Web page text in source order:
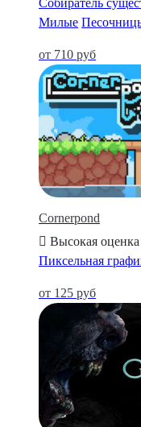
Собиратель
Милые
от 710 руб
Cornerpond
Высокая оценка
Пиксельная
от 125 руб